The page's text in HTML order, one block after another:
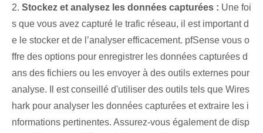
2. Stockez et analysez les données capturées : Une foi
s que vous avez capturé le trafic réseau, il est important d
e le stocker et de l’analyser efficacement. pfSense vous o
ffre des options pour enregistrer les données capturées d
ans des fichiers ou les envoyer à des outils externes pour
analyse. Il est conseillé d'utiliser des outils tels que Wires
hark pour analyser les données capturées et extraire les i
nformations pertinentes. Assurez-vous également de disp